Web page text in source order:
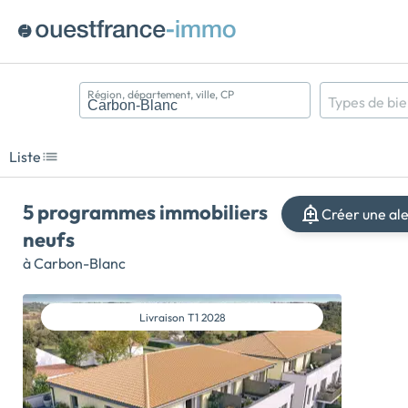
Région, département, ville, CP Types de
Liste
5 programmes immobiliers
neufs
à Carbon-Blanc
Créer une
Livraison T1 2028